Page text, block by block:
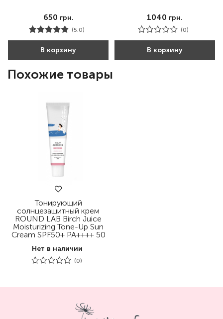
650 грн.
(5.0)
В корзину
1040 грн.
(0)
В корзину
Похожие товары
Тонирующий
солнцезащитный крем
ROUND LAB Birch Juice
Moisturizing Tone-Up Sun
Cream SPF50+ PA++++ 50
Нет в наличии
(0)